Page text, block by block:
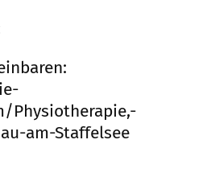
Physiotherapie,-
am-Staffelsee